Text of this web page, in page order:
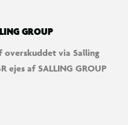
GROUP
overskuddet via Salling
ejes af SALLING GROUP